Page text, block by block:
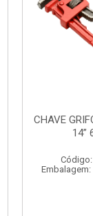
Embalagem: